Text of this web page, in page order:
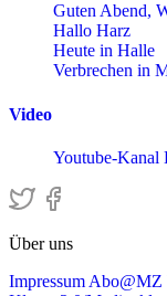
Guten Abend,
Hallo Harz
Heute in Halle
Verbrechen in
Video
Youtube-Kanal
Über uns
Impressum Abo@MZ